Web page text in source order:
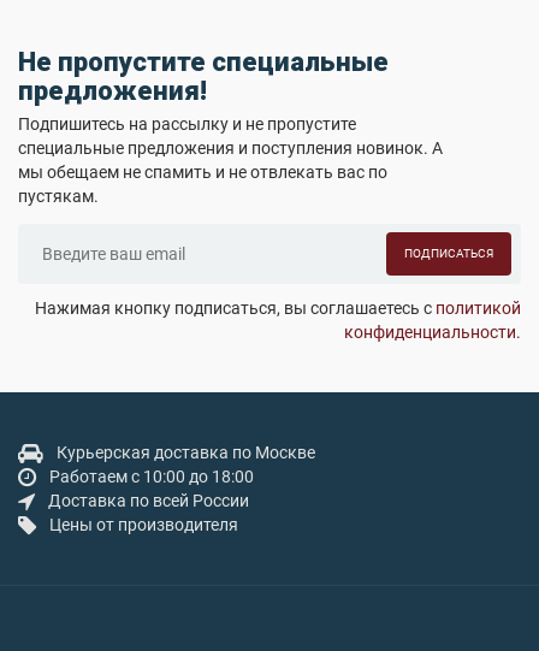
Не пропустите специальные
предложения!
Подпишитесь на рассылку и не пропустите
специальные предложения и поступления новинок. А
мы обещаем не спамить и не отвлекать вас по
пустякам.
ПОДПИСАТЬСЯ
Нажимая кнопку подписаться, вы соглашаетесь с политикой
конфиденциальности.
Курьерская доставка по Москве
Работаем с 10:00 до 18:00
Доставка по всей России
Цены от производителя